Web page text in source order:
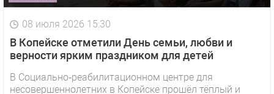
08 июля 2026 15:30
В Копейске отметили День семьи, любви и
верности ярким праздником для детей
В Социально‑реабилитационном центре для
несовершеннолетних в Копейске прошёл тёплый и